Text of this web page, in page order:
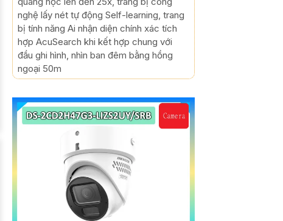
nghệ lấy nét tự động Self-learning, trang
bị tính năng Ai nhận diện chính xác tích
hợp AcuSearch khi kết hợp chung với
đầu ghi hình, nhìn ban đêm bằng hồng
ngoại 50m